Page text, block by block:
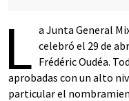
L a Junta General
celebró el 29 de
Frédéric Oudéa.
aprobadas con un alto
particular el